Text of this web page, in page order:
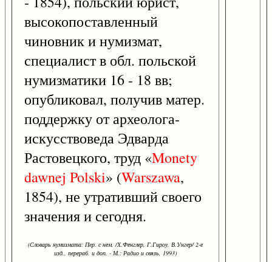
высокопоставленный
чиновник и нумизмат,
специалист в обл. польской
нумизматики 16 - 18 вв;
опубликовал, получив матер.
поддержку от археолога-
искусствоведа Эдварда
Растовецкого, труд «Monety
dawnej Polski» (Warszawa,
1854), не утративший своего
значения и сегодня.
(Словарь нумизмата: Пер. с нем. /Х.Фенглер, Г.Гироу, В.Унгер/ 2-е
изд., перераб. и доп. - М.: Радио и связь, 1993)